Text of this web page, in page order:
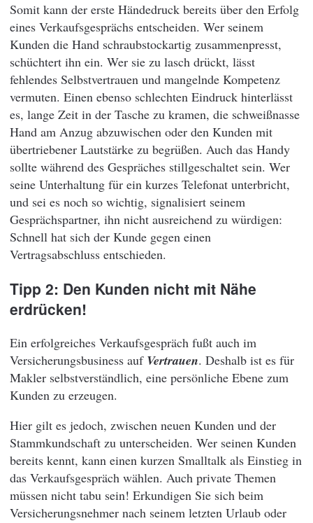
Somit kann der erste Händedruck bereits über den Erfolg
eines Verkaufsgesprächs entscheiden. Wer seinem
Kunden die Hand schraubstockartig zusammenpresst,
schüchtert ihn ein. Wer sie zu lasch drückt, lässt
fehlendes Selbstvertrauen und mangelnde Kompetenz
vermuten. Einen ebenso schlechten Eindruck hinterlässt
es, lange Zeit in der Tasche zu kramen, die schweißnasse
Hand am Anzug abzuwischen oder den Kunden mit
übertriebener Lautstärke zu begrüßen. Auch das Handy
sollte während des Gespräches stillgeschaltet sein. Wer
seine Unterhaltung für ein kurzes Telefonat unterbricht,
und sei es noch so wichtig, signalisiert seinem
Gesprächspartner, ihn nicht ausreichend zu würdigen:
Schnell hat sich der Kunde gegen einen
Vertragsabschluss entschieden.
Tipp 2: Den Kunden nicht mit Nähe
erdrücken!
Ein erfolgreiches Verkaufsgespräch fußt auch im
Versicherungsbusiness auf Vertrauen. Deshalb ist es für
Makler selbstverständlich, eine persönliche Ebene zum
Kunden zu erzeugen.
Hier gilt es jedoch, zwischen neuen Kunden und der
Stammkundschaft zu unterscheiden. Wer seinen Kunden
bereits kennt, kann einen kurzen Smalltalk als Einstieg in
das Verkaufsgespräch wählen. Auch private Themen
müssen nicht tabu sein! Erkundigen Sie sich beim
Versicherungsnehmer nach seinem letzten Urlaub oder